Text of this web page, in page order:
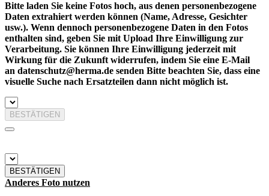
Bitte laden Sie keine Fotos hoch, aus denen personenbezogene
Daten extrahiert werden können (Name, Adresse, Gesichter
usw.). Wenn dennoch personenbezogene Daten in den Fotos
enthalten sind, geben Sie mit Upload Ihre Einwilligung zur
Verarbeitung. Sie können Ihre Einwilligung jederzeit mit
Wirkung für die Zukunft widerrufen, indem Sie eine E-Mail
an datenschutz@herma.de senden Bitte beachten Sie, dass eine
visuelle Suche nach Ersatzteilen dann nicht möglich ist.
BESTÄTIGEN
BESTÄTIGEN
Anderes Foto nutzen